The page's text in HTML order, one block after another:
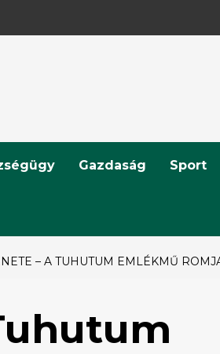
Gazdaság Sport
– A TUHUTUM EMLÉKMŰ